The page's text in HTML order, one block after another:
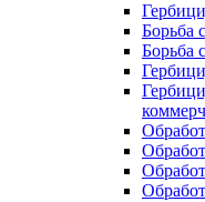
Борьба
Борьба